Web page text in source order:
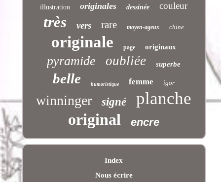
illustration originales dessinée couleur
très vers rare moyen-ageux chine
originale page originaux
pyramide oubliée superbe
belle humoristique femme igor
winninger signé planche
original encre
Index
Nous écrire